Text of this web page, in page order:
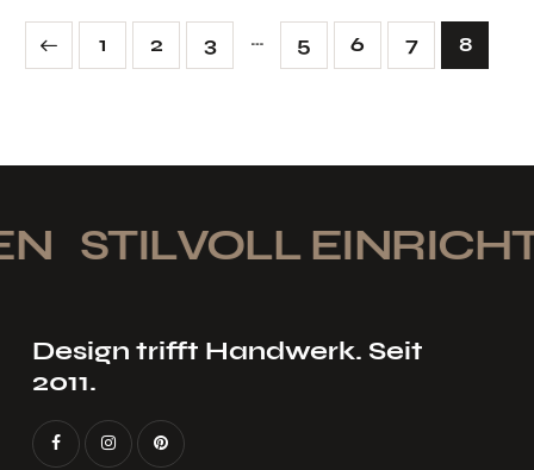
1 2 3 … 5 6 7 8
STILVOLL
Design trifft Handwerk. Seit
2011.